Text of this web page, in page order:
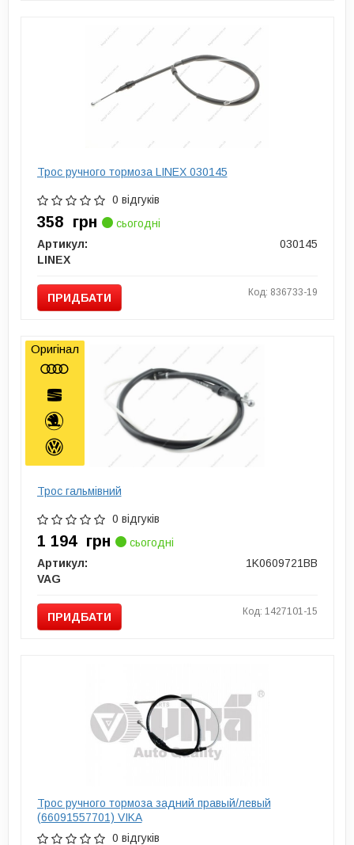
Трос ручного тормоза LINEX 030145
0 відгуків
358 грн
сьогодні
Артикул:
030145
LINEX
ПРИДБАТИ Код: 836733-19
Трос гальмівний
0 відгуків
1 194 грн
сьогодні
Артикул:
1K0609721BB
VAG
ПРИДБАТИ Код: 1427101-15
Оригінал
Трос ручного тормоза задний правый/левый
(66091557701) VIKA
0 відгуків